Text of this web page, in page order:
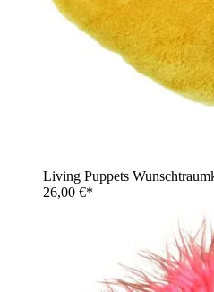
Living Puppets
26,00 €*